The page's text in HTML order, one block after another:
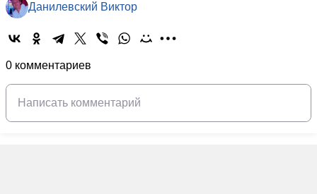
Данилевский Виктор
0 комментариев